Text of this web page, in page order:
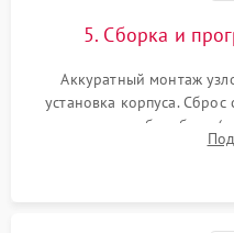
5. Сборка и
Аккуратный монтаж
установка корпуса.
счетчиков абсорбера
обновление прошивки и